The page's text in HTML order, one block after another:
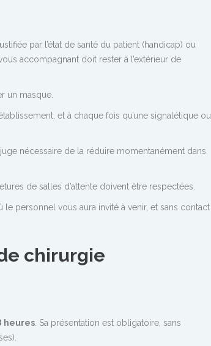
par l’état de santé du patient (handicap) ou
accompagnant doit rester à l’extérieur de
un masque.
et à chaque fois qu’une signalétique ou
nécessaire de la réduire momentanément dans
de salles d’attente doivent être respectées.
personnel vous aura invité à venir, et sans contact
chirurgie
heures . Sa présentation est obligatoire, sans